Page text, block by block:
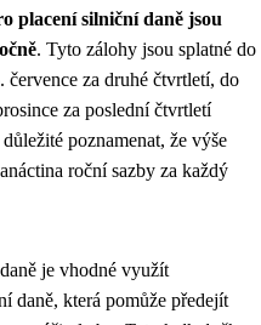
placení silniční daně jsou
. Tyto zálohy jsou splatné do
za druhé čtvrtletí, do
za poslední čtvrtletí
poznamenat, že výše
roční sazby za každý
je vhodné využít
daně, která pomůže předejít